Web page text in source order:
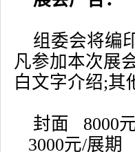
组委会将编
凡参加本次展
白文字介绍;其
封面
3000元/展期